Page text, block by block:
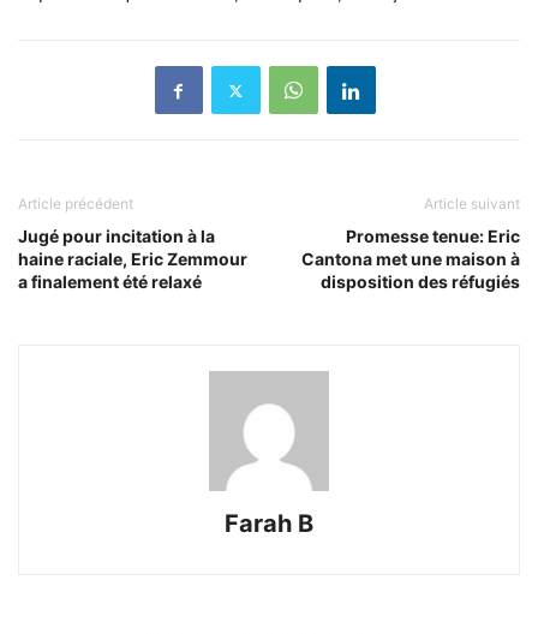
Article précédent
Jugé pour incitation à la
haine raciale, Eric Zemmour
a finalement été relaxé
Article suivant
Promesse tenue: Eric
Cantona met une maison à
disposition des réfugiés
Farah B